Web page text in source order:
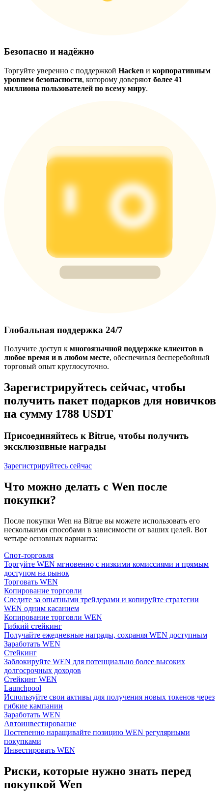
Безопасно и надёжно
Торгуйте уверенно с поддержкой Hacken и корпоративным
уровнем безопасности, которому доверяют более 41
миллиона пользователей по всему миру.
Глобальная поддержка 24/7
Получите доступ к многоязычной поддержке клиентов в
любое время и в любом месте, обеспечивая бесперебойный
торговый опыт круглосуточно.
Зарегистрируйтесь сейчас, чтобы
получить пакет подарков для новичков
на сумму 1788 USDT
Присоединяйтесь к Bitrue, чтобы получить
эксклюзивные награды
Зарегистрируйтесь сейчас
Что можно делать с Wen после
покупки?
После покупки Wen на Bitrue вы можете использовать его
несколькими способами в зависимости от ваших целей. Вот
четыре основных варианта:
Спот-торговля
Торгуйте WEN мгновенно с низкими комиссиями и прямым
доступом на рынок
Торговать WEN
Копирование торговли
Следите за опытными трейдерами и копируйте стратегии
WEN одним касанием
Копирование торговли WEN
Гибкий стейкинг
Получайте ежедневные награды, сохраняя WEN доступным
Заработать WEN
Стейкинг
Заблокируйте WEN для потенциально более высоких
долгосрочных доходов
Стейкинг WEN
Launchpool
Используйте свои активы для получения новых токенов через
гибкие кампании
Заработать WEN
Автоинвестирование
Постепенно наращивайте позицию WEN регулярными
покупками
Инвестировать WEN
Риски, которые нужно знать перед
покупкой Wen